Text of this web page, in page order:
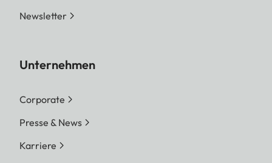
Newsletter
Unternehmen
Corporate
Presse & News
Karriere